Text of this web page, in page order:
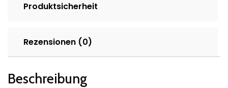
Produktsicherheit
Rezensionen (0)
Beschreibung